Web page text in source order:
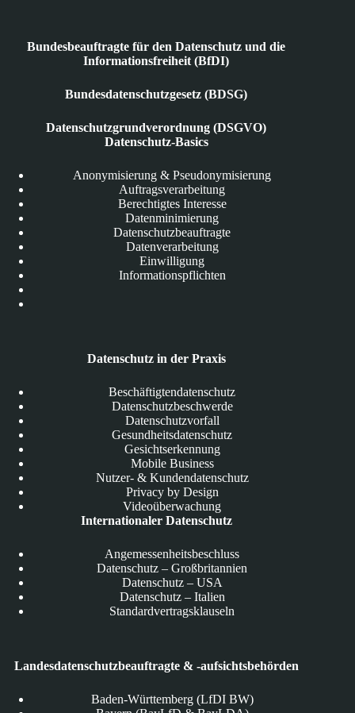
Bundesbeauftragte für den Datenschutz und die
Informationsfreiheit (BfDI)
Bundesdatenschutzgesetz (BDSG)
Datenschutzgrundverordnung (DSGVO)
Datenschutz-Basics
Anonymisierung & Pseudonymisierung
Auftragsverarbeitung
Berechtigtes Interesse
Datenminimierung
Datenschutzbeauftragte
Datenverarbeitung
Einwilligung
Informationspflichten
Datenschutz in der Praxis
Beschäftigtendatenschutz
Datenschutzbeschwerde
Datenschutzvorfall
Gesundheitsdatenschutz
Gesichtserkennung
Mobile Business
Nutzer- & Kundendatenschutz
Privacy by Design
Videoüberwachung
Internationaler Datenschutz
Angemessenheitsbeschluss
Datenschutz – Großbritannien
Datenschutz – USA
Datenschutz – Italien
Standardvertragsklauseln
Landesdatenschutzbeauftragte & -aufsichtsbehörden
Baden-Württemberg (LfDI BW)